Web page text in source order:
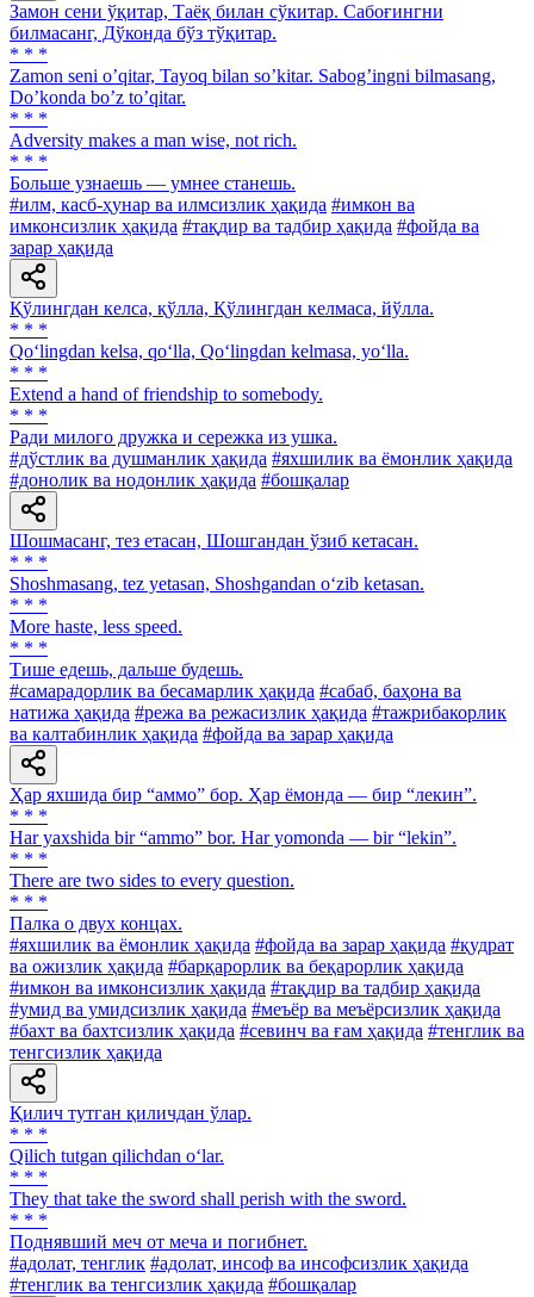
Замон сени ўқитар, Таёқ билан сўкитар. Сабоғингни
билмасанг, Дўконда бўз тўқитар.
* * *
Zamon seni oʼqitar, Tayoq bilan soʼkitar. Sabogʼingni bilmasang,
Doʼkonda boʼz toʼqitar.
* * *
Adversity makes a man wise, not rich.
* * *
Больше узнаешь — умнее станешь.
#илм, касб-ҳунар ва илмсизлик ҳақида #имкон ва
имконсизлик ҳақида #тақдир ва тадбир ҳақида #фойда ва
зарар ҳақида
Қўлингдан келса, қўлла, Қўлингдан келмаса, йўлла.
* * *
Qo‘lingdan kelsa, qo‘lla, Qo‘lingdan kelmasa, yo‘lla.
* * *
Extend a hand of friendship to somebody.
* * *
Ради милого дружка и сережка из ушка.
#дўстлик ва душманлик ҳақида #яхшилик ва ёмонлик ҳақида
#донолик ва нодонлик ҳақида #бошқалар
Шошмасанг, тез етасан, Шошгандан ўзиб кетасан.
* * *
Shoshmasang, tez yetasan, Shoshgandan o‘zib ketasan.
* * *
More haste, less speed.
* * *
Тише едешь, дальше будешь.
#самарадорлик ва бесамарлик ҳақида #сабаб, баҳона ва
натижа ҳақида #режа ва режасизлик ҳақида #тажрибакорлик
ва калтабинлик ҳақида #фойда ва зарар ҳақида
Ҳар яхшида бир “аммо” бор. Ҳар ёмонда — бир “лекин”.
* * *
Har yaxshida bir “ammo” bor. Har yomonda — bir “lekin”.
* * *
There are two sides to every question.
* * *
Палка о двух концах.
#яхшилик ва ёмонлик ҳақида #фойда ва зарар ҳақида #қудрат
ва ожизлик ҳақида #барқарорлик ва беқарорлик ҳақида
#имкон ва имконсизлик ҳақида #тақдир ва тадбир ҳақида
#умид ва умидсизлик ҳақида #меъёр ва меъёрсизлик ҳақида
#бахт ва бахтсизлик ҳақида #севинч ва ғам ҳақида #тенглик ва
тенгсизлик ҳақида
Қилич тутган қиличдан ўлар.
* * *
Qilich tutgan qilichdan o‘lar.
* * *
They that take the sword shall perish with the sword.
* * *
Поднявший меч от меча и погибнет.
#адолат, тенглик #адолат, инсоф ва инсофсизлик ҳақида
#тенглик ва тенгсизлик ҳақида #бошқалар